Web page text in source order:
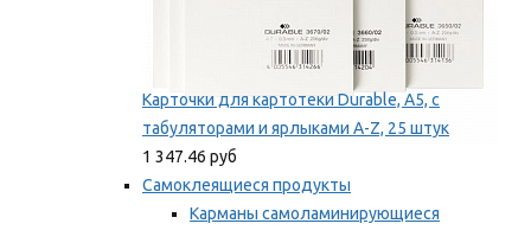
Карточки для картотеки Durable, A5, с
табуляторами и ярлыками A-Z, 25 штук
1 347.46 руб
Самоклеящиеся продукты
Карманы самоламинирующиеся